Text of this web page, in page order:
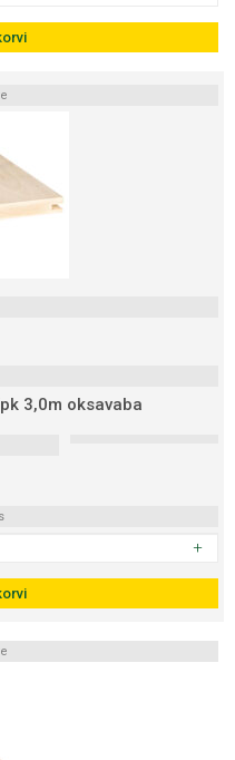
3,0m oksavaba